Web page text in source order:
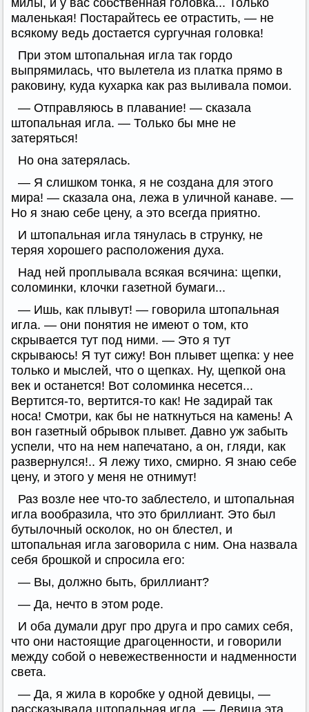
милы, и у вас собственная головка... Только
маленькая! Постарайтесь ее отрастить, — не
всякому ведь достается сургучная головка!
При этом штопальная игла так гордо
выпрямилась, что вылетела из платка прямо в
раковину, куда кухарка как раз выливала помои.
— Отправляюсь в плавание! — сказала
штопальная игла. — Только бы мне не
затеряться!
Но она затерялась.
— Я слишком тонка, я не создана для этого
мира! — сказала она, лежа в уличной канаве. —
Но я знаю себе цену, а это всегда приятно.
И штопальная игла тянулась в струнку, не
теряя хорошего расположения духа.
Над ней проплывала всякая всячина: щепки,
соломинки, клочки газетной бумаги...
— Ишь, как плывут! — говорила штопальная
игла. — они понятия не имеют о том, кто
скрывается тут под ними. — Это я тут
скрываюсь! Я тут сижу! Вон плывет щепка: у нее
только и мыслей, что о щепках. Ну, щепкой она
век и останется! Вот соломинка несется...
Вертится-то, вертится-то как! Не задирай так
носа! Смотри, как бы не наткнуться на камень! А
вон газетный обрывок плывет. Давно уж забыть
успели, что на нем напечатано, а он, гляди, как
развернулся!.. Я лежу тихо, смирно. Я знаю себе
цену, и этого у меня не отнимут!
Раз возле нее что-то заблестело, и штопальная
игла вообразила, что это бриллиант. Это был
бутылочный осколок, но он блестел, и
штопальная игла заговорила с ним. Она назвала
себя брошкой и спросила его:
— Вы, должно быть, бриллиант?
— Да, нечто в этом роде.
И оба думали друг про друга и про самих себя,
что они настоящие драгоценности, и говорили
между собой о невежественности и надменности
света.
— Да, я жила в коробке у одной девицы, —
рассказывала штопальная игла. — Девица эта